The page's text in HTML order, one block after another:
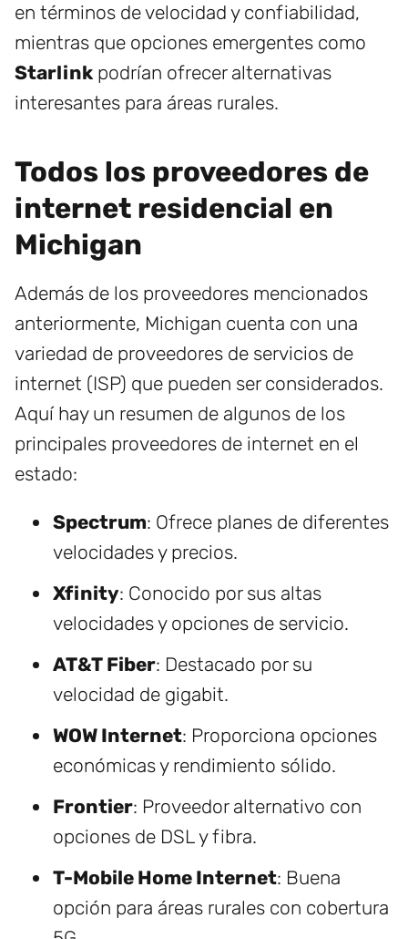
en términos de velocidad y confiabilidad,
mientras que opciones emergentes como
Starlink podrían ofrecer alternativas
interesantes para áreas rurales.
Todos los proveedores de
internet residencial en
Michigan
Además de los proveedores mencionados
anteriormente, Michigan cuenta con una
variedad de proveedores de servicios de
internet (ISP) que pueden ser considerados.
Aquí hay un resumen de algunos de los
principales proveedores de internet en el
estado:
Spectrum: Ofrece planes de diferentes
velocidades y precios.
Xfinity: Conocido por sus altas
velocidades y opciones de servicio.
AT&T Fiber: Destacado por su
velocidad de gigabit.
WOW Internet: Proporciona opciones
económicas y rendimiento sólido.
Frontier: Proveedor alternativo con
opciones de DSL y fibra.
T-Mobile Home Internet: Buena
opción para áreas rurales con cobertura